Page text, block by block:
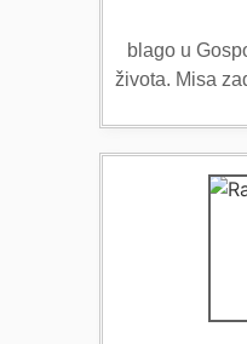
blago u
života. Misa